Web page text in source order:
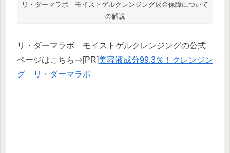
リ・ダーマラボ モイストゲルクレンジング返金保障について
の解説
リ・ダーマラボ モイストゲルクレンジングの公式
ページはこちら⇒[PR]美容液成分99.3％！クレンジン
グ リ・ダーマラボ